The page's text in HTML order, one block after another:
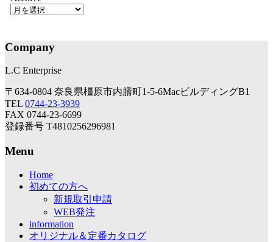
Company
L.C Enterprise
〒634-0804 奈良県橿原市内膳町1-5-6MacビルディングB1
TEL 0744-23-3939
FAX 0744-23-6699
登録番号 T4810256296981
Menu
Home
初めての方へ
新規取引申請
WEB発注
information
オリジナル＆定番カタログ